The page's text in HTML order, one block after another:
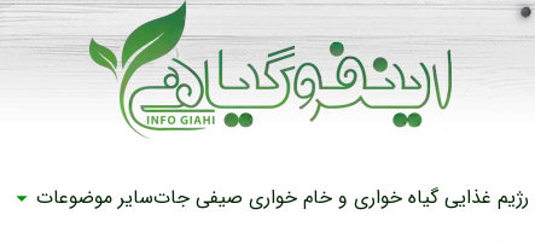
رژیم غذاییگیاه خواری و خام خواری صیفی جاتسایر موضوعات